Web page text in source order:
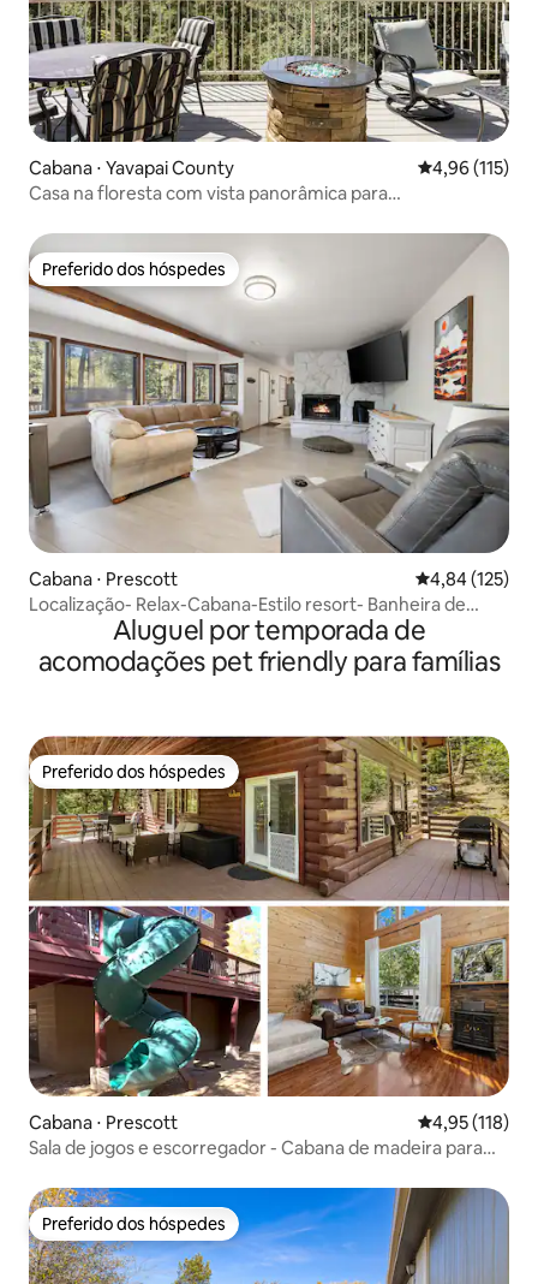
Cabana ⋅ Yavapai County 4,96 de uma
4,96 (115)
Casa na floresta com vista panorâmica para
Preferido dos hóspedes
Preferido dos hóspedes
Cabana ⋅ Prescott 4,84 de uma
4,84 (125)
Localização- Relax-Cabana-Estilo resort- Banheira de
hidromassagem- Jogos
Aluguel por temporada de
acomodações pet friendly para famílias
Preferido dos hóspedes
Preferido dos hóspedes
Cabana ⋅ Prescott 4,95 de uma
4,95 (118)
Sala de jogos e escorregador - Cabana de madeira para
Preferido dos hóspedes
Preferido dos hóspedes